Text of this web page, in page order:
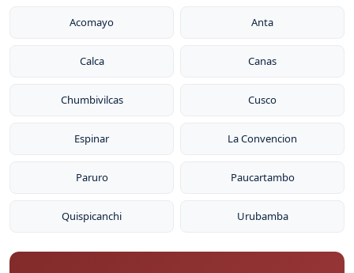
Acomayo Anta
Calca Canas
Chumbivilcas Cusco
Espinar La Convencion
Paruro Paucartambo
Quispicanchi Urubamba